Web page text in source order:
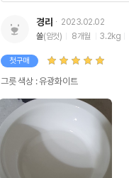
경랴
2023.02.02
쏠(암컷) 8개월 3.2kg
첫구매
그릇 색상 : 유광화이트